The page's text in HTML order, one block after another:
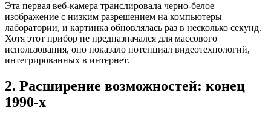
Эта первая веб-камера транслировала черно-белое
изображение с низким разрешением на компьютеры
лаборатории, и картинка обновлялась раз в несколько секунд.
Хотя этот прибор не предназначался для массового
использования, оно показало потенциал видеотехнологий,
интегрированных в интернет.
2. Расширение возможностей: конец
1990-х